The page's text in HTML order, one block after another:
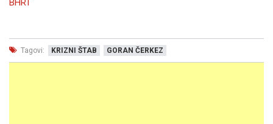
BHRT
Tagovi: KRIZNI ŠTAB GORAN ČERKEZ